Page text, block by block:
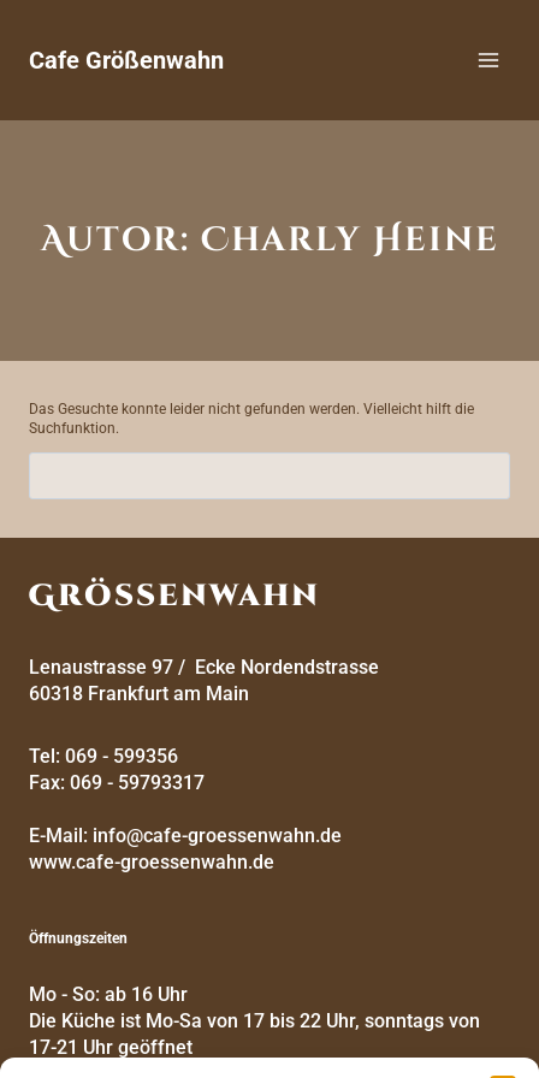
Cafe Größenwahn
Autor: Charly Heine
Das Gesuchte konnte leider nicht gefunden werden. Vielleicht hilft die
Suchfunktion.
Grössenwahn
Lenaustrasse 97 / Ecke Nordendstrasse
60318 Frankfurt am Main
Tel: 069 - 599356
Fax: 069 - 59793317
E-Mail: info@cafe-groessenwahn.de
www.cafe-groessenwahn.de
Öffnungszeiten
Mo - So: ab 16 Uhr
Die Küche ist Mo-Sa von 17 bis 22 Uhr, sonntags von
17-21 Uhr geöffnet